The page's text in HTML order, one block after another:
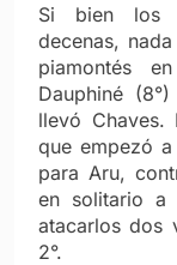
Si bien los
decenas,
piamontés
Dauphiné
llevó
que empezó
para Aru,
en solitario a
atacarlos dos
2°.